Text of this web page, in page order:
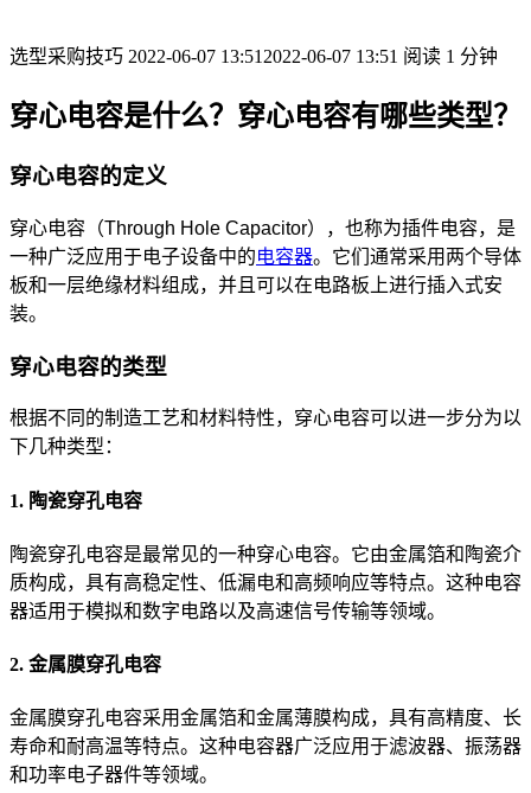
选型采购技巧 2022-06-07 13:51 2022-06-07 13:51 阅读 1 分钟
穿心电容是什么？穿心电容有哪些类型？
穿心电容的定义
穿心电容（Through Hole Capacitor），也称为插件电容，是
一种广泛应用于电子设备中的电容器。它们通常采用两个导体
板和一层绝缘材料组成，并且可以在电路板上进行插入式安
装。
穿心电容的类型
根据不同的制造工艺和材料特性，穿心电容可以进一步分为以
下几种类型：
1. 陶瓷穿孔电容
陶瓷穿孔电容是最常见的一种穿心电容。它由金属箔和陶瓷介
质构成，具有高稳定性、低漏电和高频响应等特点。这种电容
器适用于模拟和数字电路以及高速信号传输等领域。
2. 金属膜穿孔电容
金属膜穿孔电容采用金属箔和金属薄膜构成，具有高精度、长
寿命和耐高温等特点。这种电容器广泛应用于滤波器、振荡器
和功率电子器件等领域。